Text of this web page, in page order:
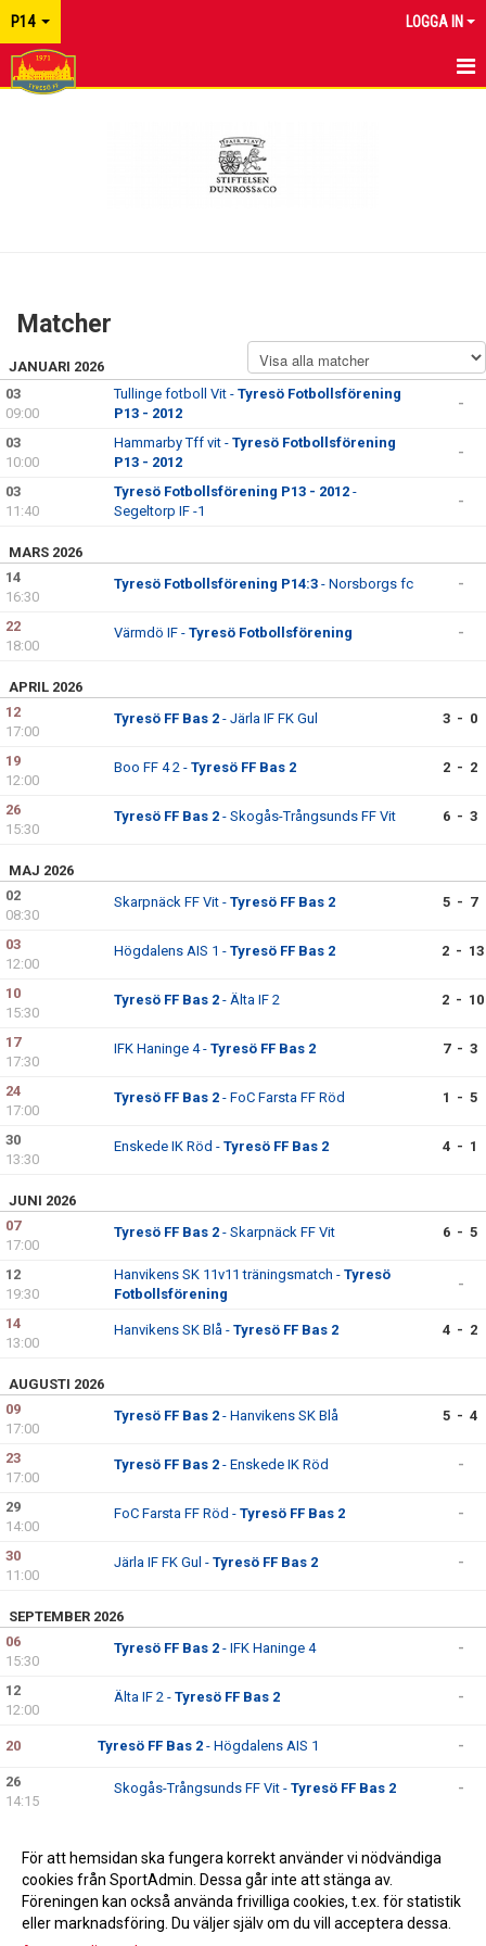
P14 LOGGA IN
DOKUMENT
KONTAKT
Matcher
JANUARI 2026
03
09:00
Tullinge fotboll Vit - Tyresö Fotbollsförening
P13 - 2012
-
03
10:00
Hammarby Tff vit - Tyresö Fotbollsförening
P13 - 2012
-
03
11:40
Tyresö Fotbollsförening P13 - 2012 -
Segeltorp IF -1
-
MARS 2026
14
16:30
Tyresö Fotbollsförening P14:3 - Norsborgs fc -
22
18:00
Värmdö IF - Tyresö Fotbollsförening -
APRIL 2026
12
17:00
Tyresö FF Bas 2 - Järla IF FK Gul 3 - 0
19
12:00
Boo FF 4 2 - Tyresö FF Bas 2 2 - 2
26
15:30
Tyresö FF Bas 2 - Skogås-Trångsunds FF Vit 6 - 3
MAJ 2026
02
08:30
Skarpnäck FF Vit - Tyresö FF Bas 2 5 - 7
03
12:00
Högdalens AIS 1 - Tyresö FF Bas 2 2 - 13
10
15:30
Tyresö FF Bas 2 - Älta IF 2 2 - 10
17
17:30
IFK Haninge 4 - Tyresö FF Bas 2 7 - 3
24
17:00
Tyresö FF Bas 2 - FoC Farsta FF Röd 1 - 5
30
13:30
Enskede IK Röd - Tyresö FF Bas 2 4 - 1
JUNI 2026
07
17:00
Tyresö FF Bas 2 - Skarpnäck FF Vit 6 - 5
12
19:30
Hanvikens SK 11v11 träningsmatch - Tyresö
Fotbollsförening
-
14
13:00
Hanvikens SK Blå - Tyresö FF Bas 2 4 - 2
AUGUSTI 2026
09
17:00
Tyresö FF Bas 2 - Hanvikens SK Blå 5 - 4
23
17:00
Tyresö FF Bas 2 - Enskede IK Röd -
29
14:00
FoC Farsta FF Röd - Tyresö FF Bas 2 -
30
11:00
Järla IF FK Gul - Tyresö FF Bas 2 -
SEPTEMBER 2026
06
15:30
Tyresö FF Bas 2 - IFK Haninge 4 -
12
12:00
Älta IF 2 - Tyresö FF Bas 2 -
20 Tyresö FF Bas 2 - Högdalens AIS 1 -
26
14:15
Skogås-Trångsunds FF Vit - Tyresö FF Bas 2 -
15:30
Tyresö FF Bas 2- Boo FF 4 2
För att hemsidan ska fungera korrekt använder vi nödvändiga
cookies från SportAdmin. Dessa går inte att stänga av.
Föreningen kan också använda frivilliga cookies, t.ex. för statistik
eller marknadsföring. Du väljer själv om du vill acceptera dessa.